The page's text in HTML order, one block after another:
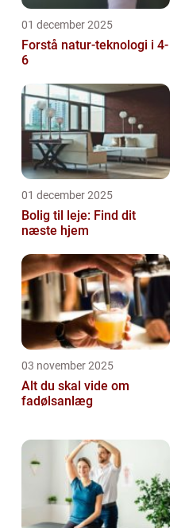
01 december 2025
Forstå natur-teknologi i 4-
6
01 december 2025
Bolig til leje: Find dit
næste hjem
03 november 2025
Alt du skal vide om
fadølsanlæg